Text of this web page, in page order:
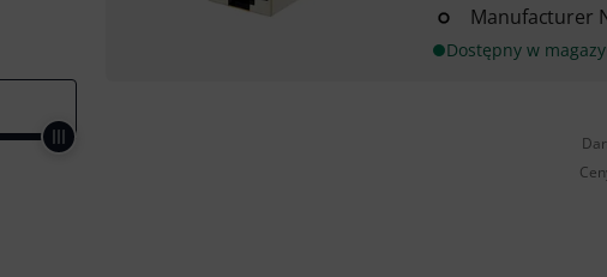
Manufacturer
Dostępny w